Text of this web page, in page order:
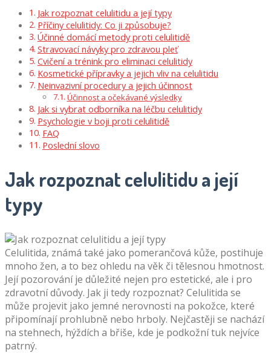
Jak rozpoznat celulitidu a její typy
Příčiny celulitidy: Co ji způsobuje?
Účinné domácí metody proti celulitidě
Stravovací návyky pro zdravou pleť
Cvičení a trénink pro eliminaci celulitidy
Kosmetické přípravky a jejich vliv na celulitidu
Neinvazivní procedury a jejich účinnost
Účinnost a očekávané výsledky
Jak si vybrat odborníka na léčbu celulitidy
Psychologie v boji proti celulitidě
FAQ
Poslední slovo
Jak rozpoznat celulitidu a její
typy
Celulitida, známá také jako pomerančová kůže, postihuje
mnoho žen, a to bez ohledu na věk či tělesnou hmotnost.
Její pozorování je důležité nejen pro estetické, ale i pro
zdravotní důvody. Jak ji tedy rozpoznat? Celulitida se
může projevit jako jemné nerovnosti na pokožce, které
připomínají prohlubně nebo hrboly. Nejčastěji se nachází
na stehnech, hýždích a břiše, kde je podkožní tuk nejvíce
patrný.